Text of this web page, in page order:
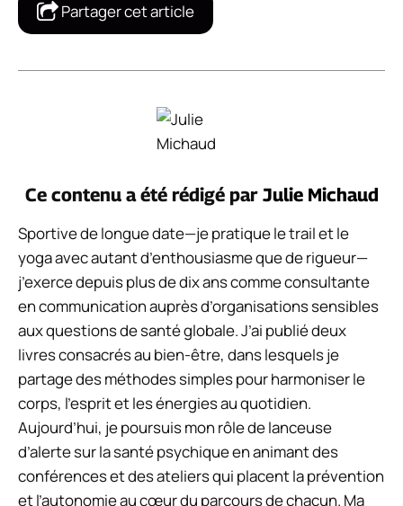
Partager cet article
Ce contenu a été rédigé par Julie Michaud
Sportive de longue date—je pratique le trail et le
yoga avec autant d’enthousiasme que de rigueur—
j’exerce depuis plus de dix ans comme consultante
en communication auprès d’organisations sensibles
aux questions de santé globale. J’ai publié deux
livres consacrés au bien-être, dans lesquels je
partage des méthodes simples pour harmoniser le
corps, l’esprit et les énergies au quotidien.
Aujourd’hui, je poursuis mon rôle de lanceuse
d’alerte sur la santé psychique en animant des
conférences et des ateliers qui placent la prévention
et l’autonomie au cœur du parcours de chacun. Ma